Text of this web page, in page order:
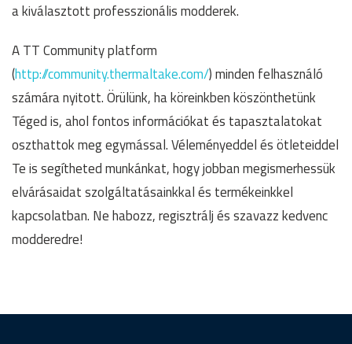
a kiválasztott professzionális modderek.
A TT Community platform
(http://community.thermaltake.com/) minden felhasználó
számára nyitott. Örülünk, ha köreinkben köszönthetünk
Téged is, ahol fontos információkat és tapasztalatokat
oszthattok meg egymással. Véleményeddel és ötleteiddel
Te is segítheted munkánkat, hogy jobban megismerhessük
elvárásaidat szolgáltatásainkkal és termékeinkkel
kapcsolatban. Ne habozz, regisztrálj és szavazz kedvenc
modderedre!